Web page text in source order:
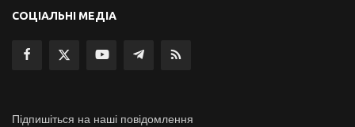
СОЦІАЛЬНІ МЕДІА
Підпишіться на наші повідомлення